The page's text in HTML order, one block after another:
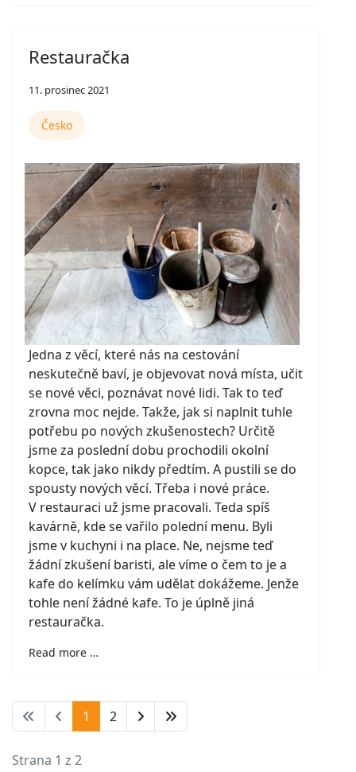
Restauračka
11. prosinec 2021
Česko
Jedna z věcí, které nás na cestování
neskutečně baví, je objevovat nová místa, učit
se nové věci, poznávat nové lidi. Tak to teď
zrovna moc nejde. Takže, jak si naplnit tuhle
potřebu po nových zkušenostech? Určitě
jsme za poslední dobu prochodili okolní
kopce, tak jako nikdy předtím. A pustili se do
spousty nových věcí. Třeba i nové práce.
V restauraci už jsme pracovali. Teda spíš
kavárně, kde se vařilo polední menu. Byli
jsme v kuchyni i na place. Ne, nejsme teď
žádní zkušení baristi, ale víme o čem to je a
kafe do kelímku vám udělat dokážeme. Jenže
tohle není žádné kafe. To je úplně jiná
restauračka.
Read more …
1 2
Strana 1 z 2